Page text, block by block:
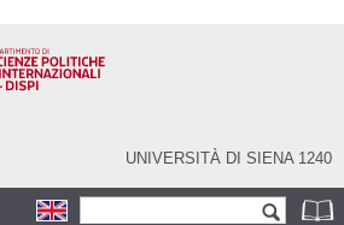
contenuto
principale
UNIVERSITÀ DI SIENA 1240
Form di ricerca